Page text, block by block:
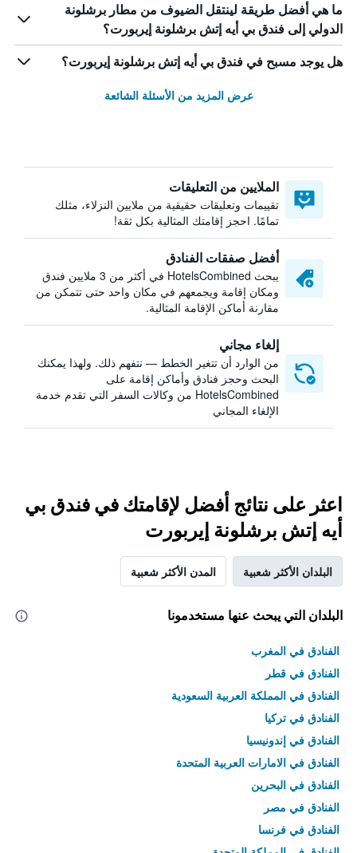
ما هي أفضل طريقة لينتقل الضيوف من مطار برشلونة
الدولي إلى فندق بي أيه إتش برشلونة إيربورت؟
هل يوجد مسبح في فندق بي أيه إتش برشلونة إيربورت؟
عرض المزيد من الأسئلة الشائعة
الملايين من التعليقات
تقييمات وتعليقات حقيقية من ملايين النزلاء، مثلك
تمامًا. احجز إقامتك المثالية بكل ثقة!
أفضل صفقات الفنادق
يبحث HotelsCombined في أكثر من 3 ملايين فندق
ومكان إقامة ويجمعهم في مكان واحد حتى تتمكن من
مقارنة أماكن الإقامة المثالية.
إلغاء مجاني
من الوارد أن تتغير الخطط — نتفهم ذلك. ولهذا يمكنك
البحث وحجز فنادق وأماكن إقامة على
HotelsCombined من وكالات السفر التي تقدم خدمة
الإلغاء المجاني
اعثر على نتائج أفضل لإقامتك في فندق بي
أيه إتش برشلونة إيربورت
البلدان الأكثر شعبية المدن الأكثر شعبية
البلدان التي يبحث عنها مستخدمونا
الفنادق في المغرب
الفنادق في قطر
الفنادق في المملكة العربية السعودية
الفنادق في تركيا
الفنادق في إندونيسيا
الفنادق في الامارات العربية المتحدة
الفنادق في البحرين
الفنادق في مصر
الفنادق في فرنسا